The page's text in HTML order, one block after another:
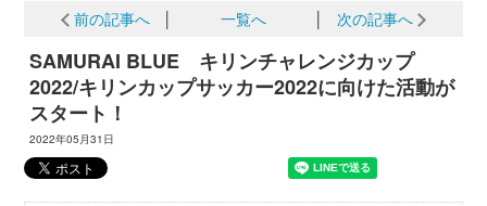
前の記事へ 一覧へ 次の記事へ
SAMURAI BLUE キリンチャレンジカップ
2022/キリンカップサッカー2022に向けた活動が
スタート！
2022年05月31日